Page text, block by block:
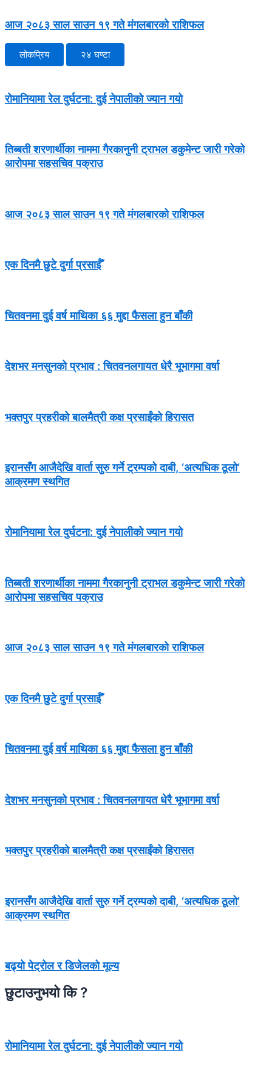
आज २०८३ साल साउन १९ गते मंगलबारको राशिफल
लोकप्रिय २४ घण्टा
रोमानियामा रेल दुर्घटना: दुई नेपालीको ज्यान गयो
तिब्बती शरणार्थीका नाममा गैरकानुनी ट्राभल डकुमेन्ट जारी गरेको
आरोपमा सहसचिव पक्राउ
आज २०८३ साल साउन १९ गते मंगलबारको राशिफल
एक दिनमै छुटे दुर्गा प्रसाईँ
चितवनमा दुई वर्ष माथिका ६६ मुद्दा फैसला हुन बाँकी
देशभर मनसुनको प्रभाव : चितवनलगायत धेरै भूभागमा वर्षा
भक्तपुर प्रहरीको बालमैत्री कक्ष प्रसाईंको हिरासत
इरानसँग आजैदेखि वार्ता सुरु गर्ने ट्रम्पको दाबी, ‘अत्यधिक ठूलो’
आक्रमण स्थगित
रोमानियामा रेल दुर्घटना: दुई नेपालीको ज्यान गयो
तिब्बती शरणार्थीका नाममा गैरकानुनी ट्राभल डकुमेन्ट जारी गरेको
आरोपमा सहसचिव पक्राउ
आज २०८३ साल साउन १९ गते मंगलबारको राशिफल
एक दिनमै छुटे दुर्गा प्रसाईँ
चितवनमा दुई वर्ष माथिका ६६ मुद्दा फैसला हुन बाँकी
देशभर मनसुनको प्रभाव : चितवनलगायत धेरै भूभागमा वर्षा
भक्तपुर प्रहरीको बालमैत्री कक्ष प्रसाईंको हिरासत
इरानसँग आजैदेखि वार्ता सुरु गर्ने ट्रम्पको दाबी, ‘अत्यधिक ठूलो’
आक्रमण स्थगित
बढ्यो पेट्रोल र डिजेलको मूल्य
छुटाउनुभयो कि ?
रोमानियामा रेल दुर्घटना: दुई नेपालीको ज्यान गयो